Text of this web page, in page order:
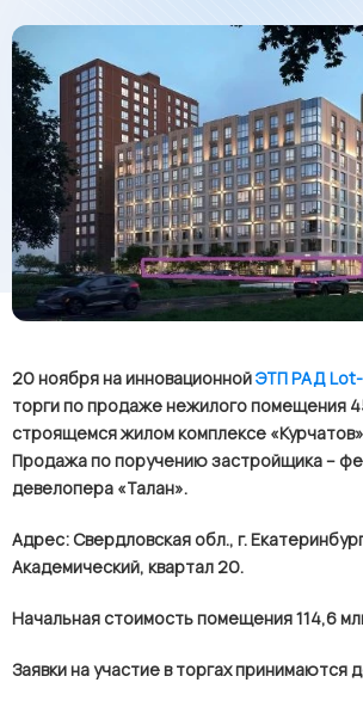
20 ноября на инновационнойЭТП РАДLot-
торги по продаже нежилого помещения
строящемся жилом комплексе
Продажа по поручению застройщика –
девелопера «Талан».
Адрес: Свердловская обл., г.
Академический, квартал 20.
Начальная стоимость помещения 114,6
Заявки на участие в торгах принимаются